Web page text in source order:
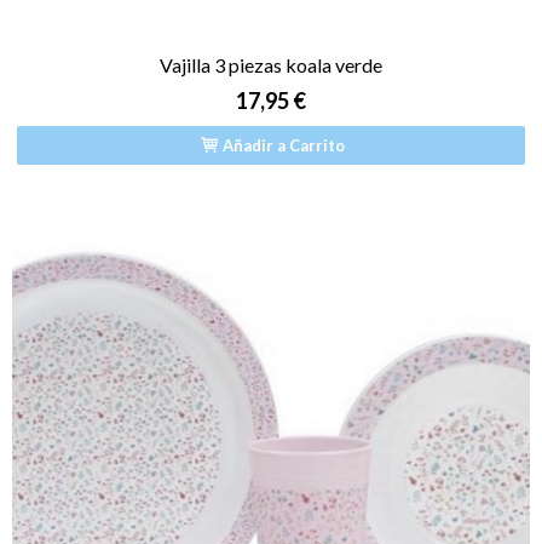
Vajilla 3 piezas koala verde
17,95 €
Añadir a Carrito